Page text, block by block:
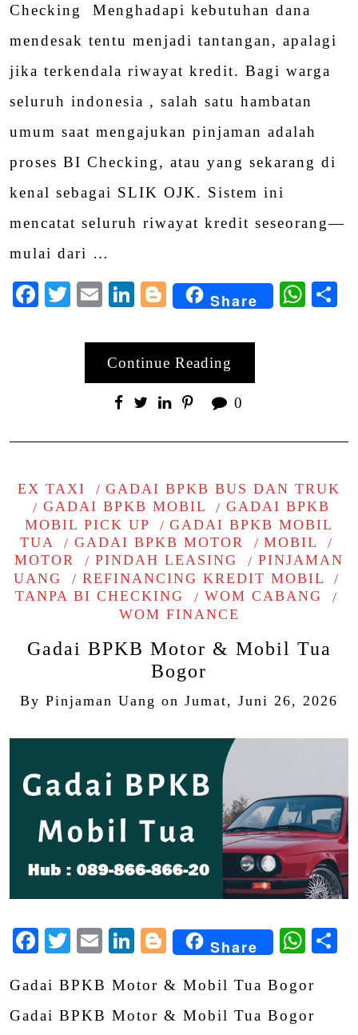
Checking Menghadapi kebutuhan dana
mendesak tentu menjadi tantangan, apalagi
jika terkendala riwayat kredit. Bagi warga
seluruh indonesia , salah satu hambatan
umum saat mengajukan pinjaman adalah
proses BI Checking, atau yang sekarang di
kenal sebagai SLIK OJK. Sistem ini
mencatat seluruh riwayat kredit seseorang—
mulai dari …
Facebook
Twitter
EmailLinkedIn
Blogger
Share
Continue Reading
0
EX TAXI
GADAI BPKB BUS DAN TRUK
GADAI BPKB MOBIL
GADAI BPKB
MOBIL PICK UP
GADAI BPKB MOBIL
TUA
GADAI BPKB MOTOR
MOBIL
MOTOR
PINDAH LEASING
PINJAMAN
UANG
REFINANCING KREDIT MOBIL
TANPA BI CHECKING
WOM CABANG
WOM FINANCE
Gadai BPKB Motor & Mobil Tua
Bogor
By Pinjaman Uang on Jumat, Juni 26, 2026
Facebook
Twitter
EmailLinkedIn
Blogger
Share
Gadai BPKB Motor & Mobil Tua Bogor
Gadai BPKB Motor & Mobil Tua Bogor